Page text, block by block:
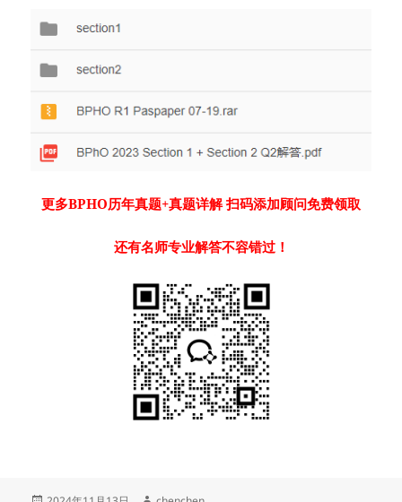
更多BPHO历年真题+真题详解 扫码添加顾问免费领取
还有名师专业解答不容错过！